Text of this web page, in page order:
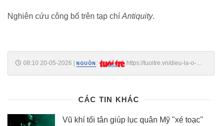
Nghiên cứu công bố trên tạp chí Antiquity.
08:10 20-05-2026 NGUỒN :
https://tuoitre.vn/dieu-la-o-
CÁC TIN KHÁC
Vũ khí tối tân giúp lục quân Mỹ "xé toạc"